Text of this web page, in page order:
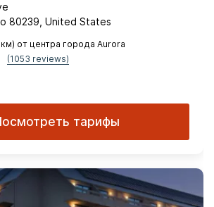
80239, United States
от центра города Aurora
(1053 reviews)
тарифы